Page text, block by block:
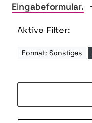
Eingabeformular.
Aktive Filter:
Format: Sonstiges